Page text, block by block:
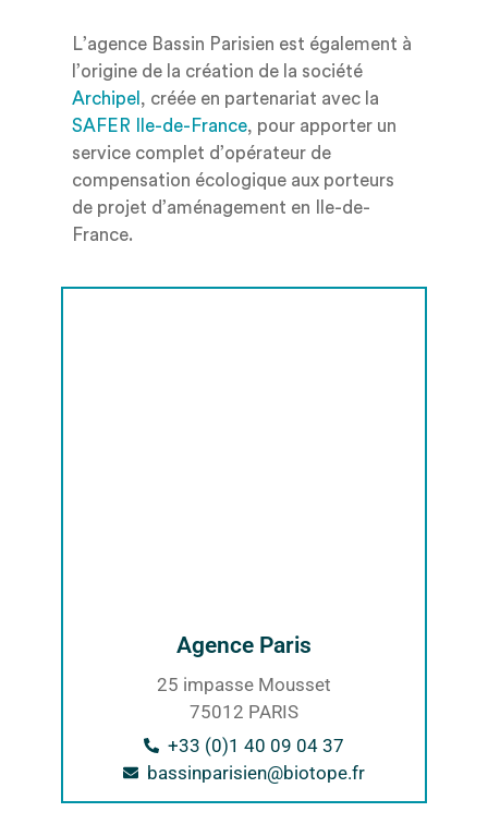
L’agence Bassin Parisien est également à
l’origine de la création de la société
Archipel , créée en partenariat avec la
SAFER Ile-de-France, pour apporter un
service complet d’opérateur de
compensation écologique aux porteurs
de projet d’aménagement en Ile-de-
France.
Agence Paris
25 impasse Mousset
75012 PARIS
+33 (0)1 40 09 04 37
bassinparisien@biotope.fr